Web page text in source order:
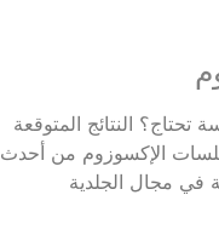
النتائج المتوقعة
الإكسوزوم من أحدث
في مجال الجلدية